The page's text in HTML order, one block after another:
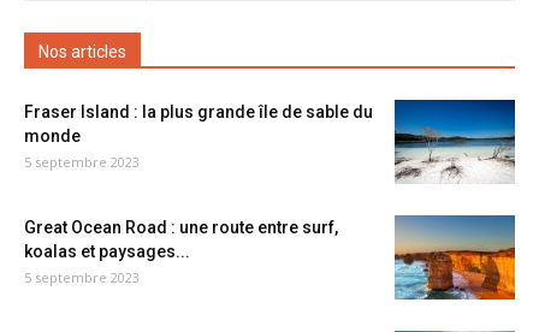
Nos articles
Fraser Island : la plus grande île de sable du
monde
5 septembre 2023
Great Ocean Road : une route entre surf,
koalas et paysages...
5 septembre 2023